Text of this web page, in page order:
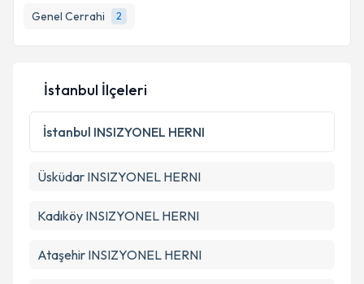
Genel Cerrahi
2
İstanbul İlçeleri
İstanbul INSIZYONEL HERNI
Üsküdar INSIZYONEL HERNI
Kadıköy INSIZYONEL HERNI
Ataşehir INSIZYONEL HERNI